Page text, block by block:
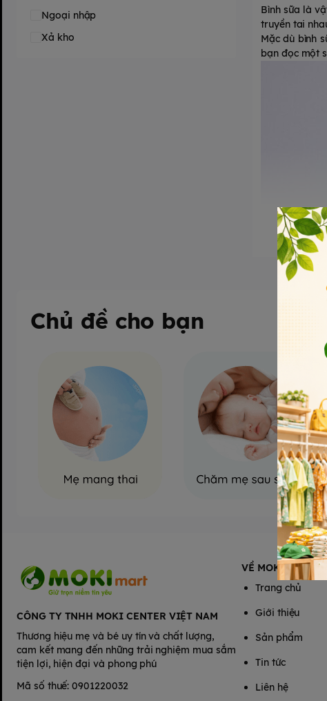
Ngoại nhập
Xả kho
Bình sữa là
truyền tai
Mặc dù bình
bạn đọc một
Bình sữa
chuyên sản
được sản
Chủ đề cho bạn
CÔNG TY TNHH MOKI CENTER VIỆT NAM
Thương hiệu mẹ và bé uy tín và chất lượng,
cam kết mang đến những trải nghiệm mua sắm
tiện lợi, hiện đại và phong phú
Mã số thuế: 0901220032
VỀ MOKIMART
Trang chủ
Giới thiệu
Sản phẩm
Tin tức
Liên hệ